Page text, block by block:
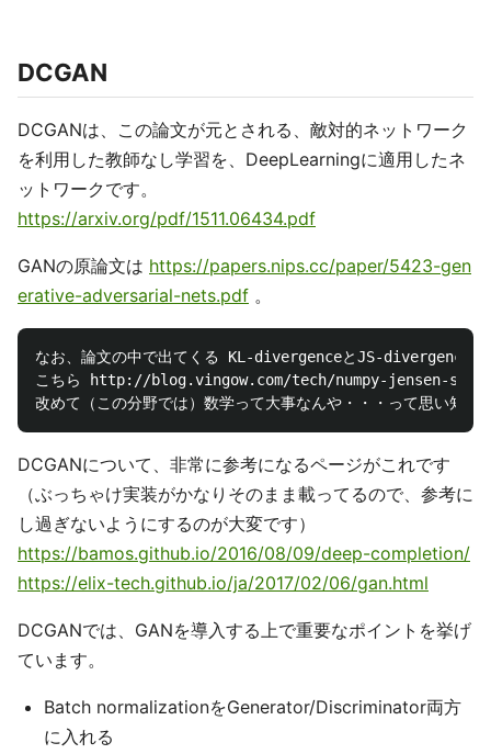
DCGAN
DCGANは、この論文が元とされる、敵対的ネットワーク
を利用した教師なし学習を、DeepLearningに適用したネ
ットワークです。
https://arxiv.org/pdf/1511.06434.pdf
GANの原論文は https://papers.nips.cc/paper/5423-gen
erative-adversarial-nets.pdf 。
なお、論文の中で出てくる KL-divergenceとJS-divergenceと
こちら http://blog.vingow.com/tech/numpy-jensen-
DCGANについて、非常に参考になるページがこれです
（ぶっちゃけ実装がかなりそのまま載ってるので、参考に
し過ぎないようにするのが大変です）
https://bamos.github.io/2016/08/09/deep-completion/
https://elix-tech.github.io/ja/2017/02/06/gan.html
DCGANでは、GANを導入する上で重要なポイントを挙げ
ています。
Batch normalizationをGenerator/Discriminator両方
に入れる